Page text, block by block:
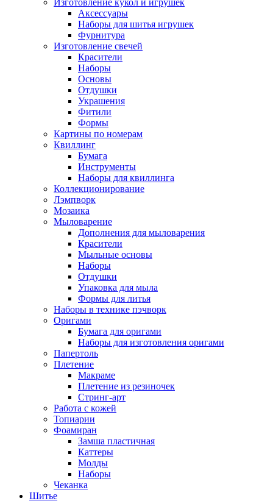
Изготовление кукол и игрушек
Аксессуары
Наборы для шитья игрушек
Фурнитура
Изготовление свечей
Красители
Наборы
Основы
Отдушки
Украшения
Фитили
Формы
Картины по номерам
Квиллинг
Бумага
Инструменты
Наборы для квиллинга
Коллекционирование
Лэмпворк
Мозаика
Мыловарение
Дополнения для мыловарения
Красители
Мыльные основы
Наборы
Отдушки
Упаковка для мыла
Формы для литья
Наборы в технике пэчворк
Оригами
Бумага для оригами
Наборы для изготовления оригами
Папертоль
Плетение
Макраме
Плетение из резиночек
Стринг-арт
Работа с кожей
Топиарии
Фоамиран
Замша пластичная
Каттеры
Молды
Наборы
Чеканка
Шитье